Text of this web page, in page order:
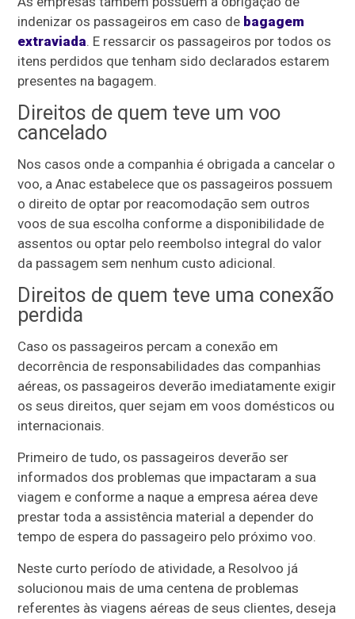
indenizar os passageiros em caso de bagagem
extraviada. E ressarcir os passageiros por todos os
itens perdidos que tenham sido declarados estarem
presentes na bagagem.
Direitos de quem teve um voo
cancelado
Nos casos onde a companhia é obrigada a cancelar o
voo, a Anac estabelece que os passageiros possuem
o direito de optar por reacomodação sem outros
voos de sua escolha conforme a disponibilidade de
assentos ou optar pelo reembolso integral do valor
da passagem sem nenhum custo adicional.
Direitos de quem teve uma conexão
perdida
Caso os passageiros percam a conexão em
decorrência de responsabilidades das companhias
aéreas, os passageiros deverão imediatamente exigir
os seus direitos, quer sejam em voos domésticos ou
internacionais.
Primeiro de tudo, os passageiros deverão ser
informados dos problemas que impactaram a sua
viagem e conforme a naque a empresa aérea deve
prestar toda a assistência material a depender do
tempo de espera do passageiro pelo próximo voo.
Neste curto período de atividade, a Resolvoo já
solucionou mais de uma centena de problemas
referentes às viagens aéreas de seus clientes, deseja